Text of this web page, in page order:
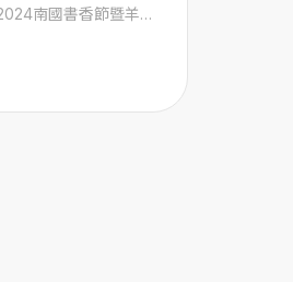
南國書香節暨羊城